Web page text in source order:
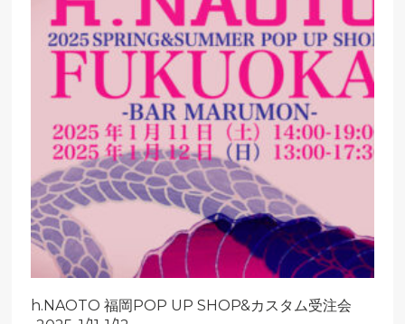
h.NAOTO 福岡POP UP SHOP&カスタム受注会